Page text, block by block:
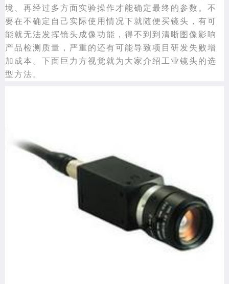
境、再经过多方面实验操作才能确定最终的参数。不
要在不确定自己实际使用情况下就随便买镜头，有可
能就无法发挥镜头成像功能，得不到到清晰图像影响
产品检测质量，严重的还有可能导致项目研发失败增
加成本。下面巨力方视觉就为大家介绍工业镜头的选
型方法。